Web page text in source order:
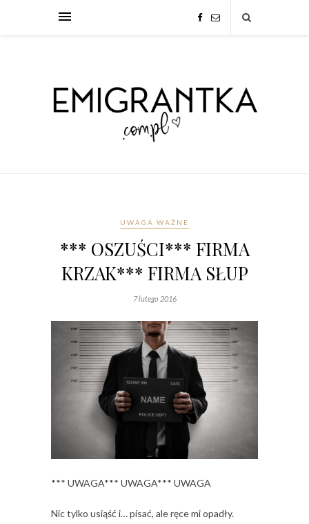
UWAGA WAŻNE
*** OSZUŚCI*** FIRMA
KRZAK*** FIRMA SŁUP
7 lutego 2016
*** UWAGA*** UWAGA*** UWAGA
Nic tylko usiąść i… pisać, ale ręce mi opadły.